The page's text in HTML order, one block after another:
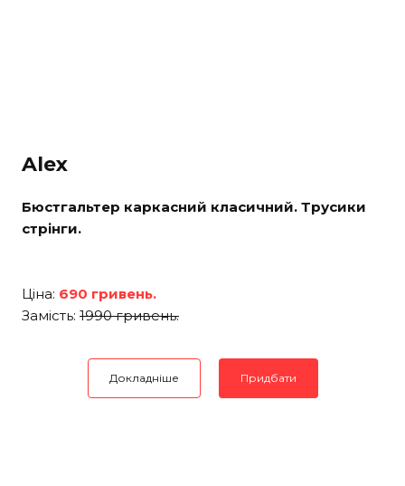
Alex
Бюстгальтер каркасний класичний. Трусики
стрінги.
Ціна: 690 гривень.
Замість: 1990 гривень.
Докладніше Придбати